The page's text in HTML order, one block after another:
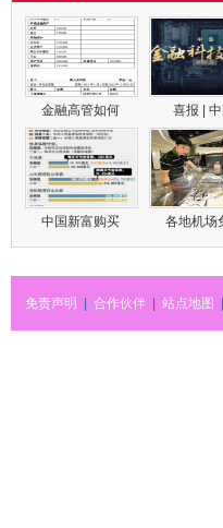
金融高管如何 喜报 | 中
中国新富购买 各地机场
免责声明 合作伙伴 站点地图